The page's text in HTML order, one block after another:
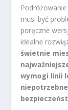
musi być
poręczne
idealne
świetnie
wymogi linii